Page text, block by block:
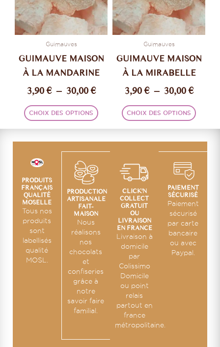
Guimauves
GUIMAUVE MAISON
À LA MANDARINE
3,90€ – 30,00€
30,00 €
CHOIX DES OPTIONS
Les
options
peuvent
choisies
la
produit
Guimauves
GUIMAUVE MAISON
À LA MIRABELLE
3,90€ – 30,00€
30,00
CHOIX DES OPTIONS
Les
la
PRODUITS
FRANÇAIS
QUALITÉ
MOSELLE
Tous nos
produits
sont
labellisés
qualité
MOSL.
PRODUCTION
ARTISANALE
FAIT-
MAISON
Nous
réalisons
nos
chocolats
et
confiseries
grâce à
notre
savoir faire
familial.
CLICK'N
COLLECT
GRATUIT
OU
LIVRAISON
EN FRANCE
Livraison à
domicile
par
Colissimo
Domicile
ou point
relais
partout en
france
métropolitaine.
PAIEMENT
SÉCURISÉ
Paiement
sécurisé
par carte
bancaire
ou avec
Paypal.